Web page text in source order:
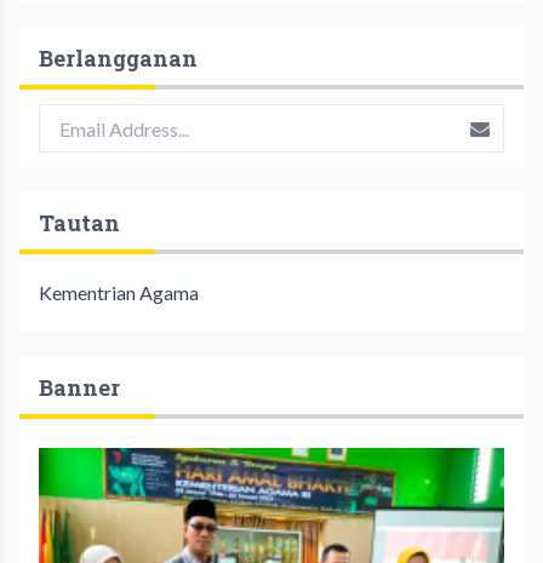
Berlangganan
Tautan
Kementrian Agama
Banner